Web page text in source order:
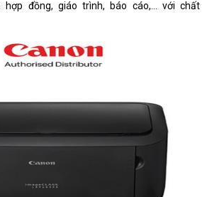
đồng, giáo trình, báo cáo,... với chất